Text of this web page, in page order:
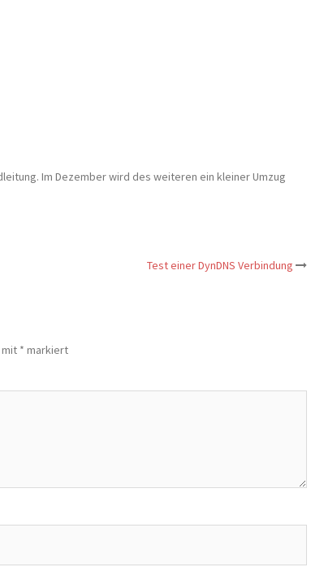
Im Dezember wird des weiteren ein kleiner Umzug
Test einer DynDNS Verbindung
* markiert